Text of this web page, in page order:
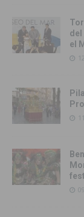
del
el